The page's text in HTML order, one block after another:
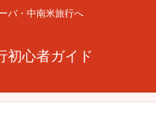
バ・中南米旅行へ
初心者ガイド